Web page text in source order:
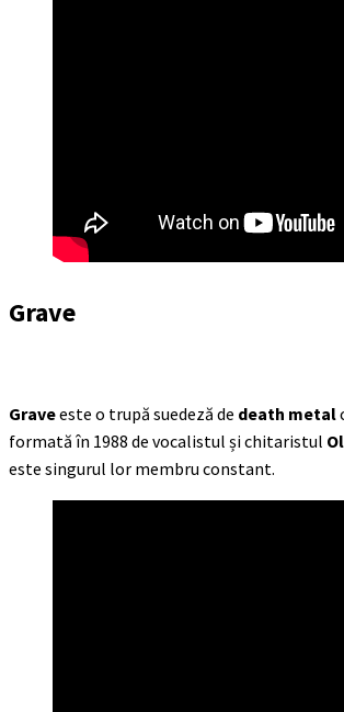
Grave
Graveeste o trupă suedeză de death metal
formată în 1988 de vocalistul și chitaristul
este singurul lor membru constant.